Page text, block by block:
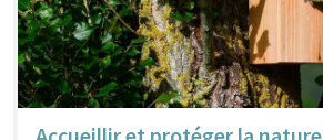
Accueillir et protéger la nature